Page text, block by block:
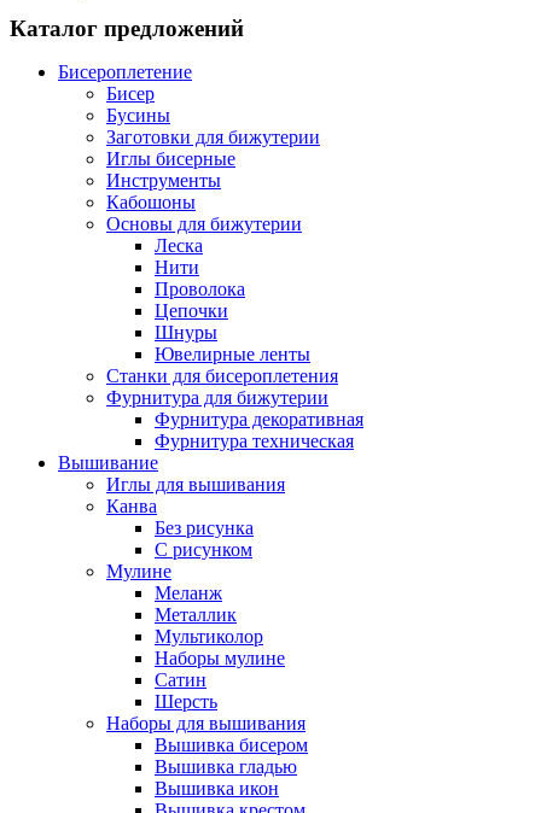
Каталог предложений
Бисероплетение
Бисер
Бусины
Заготовки для бижутерии
Иглы бисерные
Инструменты
Кабошоны
Основы для бижутерии
Леска
Нити
Проволока
Цепочки
Шнуры
Ювелирные ленты
Станки для бисероплетения
Фурнитура для бижутерии
Фурнитура декоративная
Фурнитура техническая
Вышивание
Иглы для вышивания
Канва
Без рисунка
С рисунком
Мулине
Меланж
Металлик
Мультиколор
Наборы мулине
Сатин
Шерсть
Наборы для вышивания
Вышивка бисером
Вышивка гладью
Вышивка икон